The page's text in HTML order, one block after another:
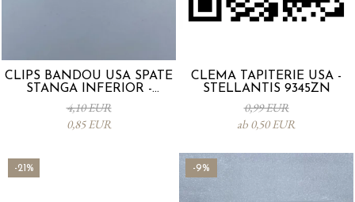
CLIPS BANDOU USA SPATE
STANGA INFERIOR -
KD5351SJ3A
4,10 EUR
0,85 EUR
CLEMA TAPITERIE USA -
STELLANTIS 9345ZN
0,99 EUR
ab 0,50 EUR
-21% -9%